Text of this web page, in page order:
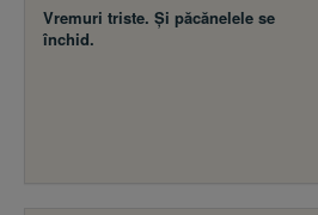
Vremuri triste. Şi păcănelele se
închid.